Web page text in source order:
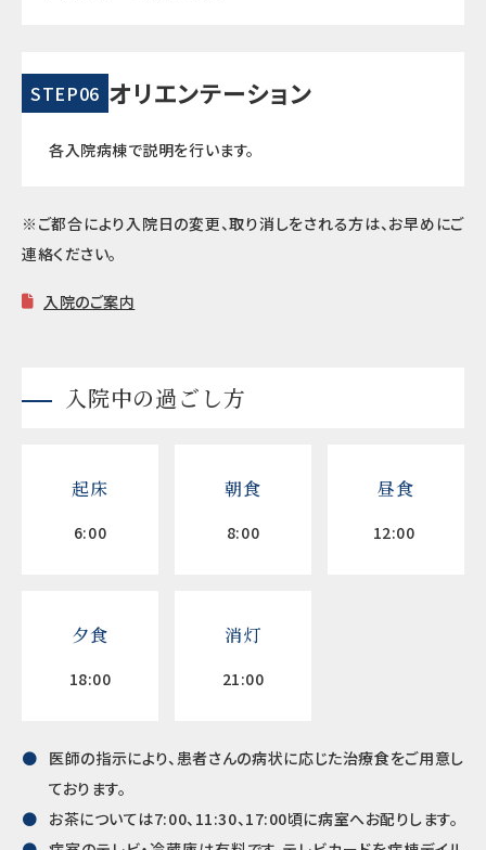
STEP06 オリエンテーション
各入院病棟で説明を行います。
※ご都合により入院日の変更、取り消しをされる方は、お早めにご
連絡ください。
入院のご案内
入院中の過ごし方
起床
6:00
朝食
8:00
昼食
12:00
夕食
18:00
消灯
21:00
医師の指示により、患者さんの病状に応じた治療食をご用意し
ております。
お茶については7:00、11:30、17:00頃に病室へお配りします。